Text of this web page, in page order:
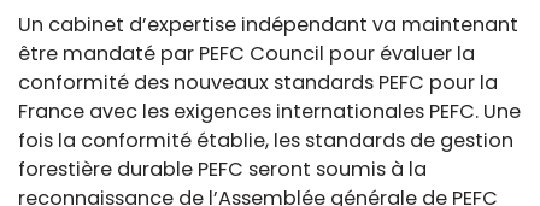
Un cabinet d’expertise indépendant va maintenant
être mandaté par PEFC Council pour évaluer la
conformité des nouveaux standards PEFC pour la
France avec les exigences internationales PEFC. Une
fois la conformité établie, les standards de gestion
forestière durable PEFC seront soumis à la
reconnaissance de l’Assemblée générale de PEFC